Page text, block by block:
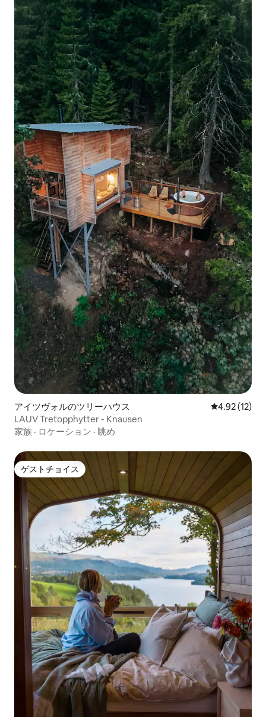
アイツヴォルのツリーハウス レビュー12
4.92 (12)
LAUV Tretopphytter - Knausen
家族 · ロケーション · 眺め
ゲストチョイス
ゲストチョイス